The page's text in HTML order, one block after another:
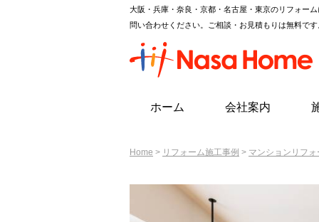
大阪・兵庫・奈良・京都・名古屋・東京のリフォー
問い合わせください。ご相談・お見積もりは無料です
ホーム 会社案内
Home > リフォーム施工事例 > マンションリフォ